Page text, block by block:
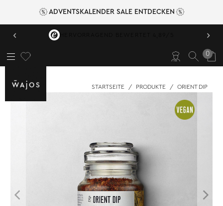
ADVENTSKALENDER SALE ENTDECKEN
‹ ›
0
STARTSEITE / PRODUKTE / ORIENT DIP